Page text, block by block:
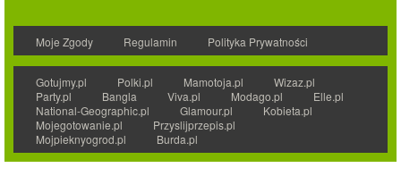
Moje Zgody Regulamin Polityka Prywatności
Gotujmy.pl Polki.pl Mamotoja.pl
Wizaz.pl
Party.pl
Bangla Viva.pl Modago.pl
Elle.pl
National-Geographic.pl
Glamour.pl
Kobieta.pl
Mojegotowanie.pl
Przyslijprzepis.pl
Mojpieknyogrod.pl
Burda.pl